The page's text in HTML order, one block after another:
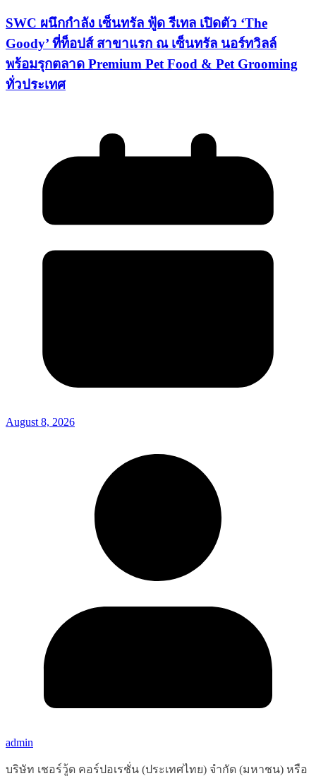
SWC ผนึกกำลัง เซ็นทรัล ฟู้ด รีเทล เปิดตัว ‘The
Goody’ ที่ท็อปส์ สาขาแรก ณ เซ็นทรัล นอร์ทวิลล์
พร้อมรุกตลาด Premium Pet Food & Pet Grooming
ทั่วประเทศ
August 8, 2026
admin
บริษัท เชอร์วู้ด คอร์ปอเรชั่น (ประเทศไทย) จำกัด (มหาชน) หรือ